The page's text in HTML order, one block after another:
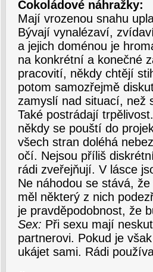
Čokoládové náhražky:
Mají vrozenou snahu
Bývají vynalézaví,
a jejich doménou je
na konkrétní a konečné
pracovití, někdy chtějí
potom samozřejmě
zamyslí nad situací, než
Také postrádají
někdy se pouští do
všech stran doléhá
očí. Nejsou příliš
rádi zveřejňují. V lásce
Ne náhodou se stává,
měl některý z nich
je pravděpodobnost, že
Sex: Při sexu mají
partnerovi. Pokud je
ukájet sami. Rádi